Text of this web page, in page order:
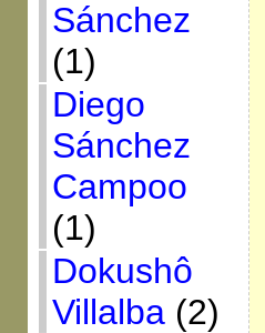
Sánchez
(1)
Diego
Sánchez
Campoo
(1)
Dokushô
Villalba(2)